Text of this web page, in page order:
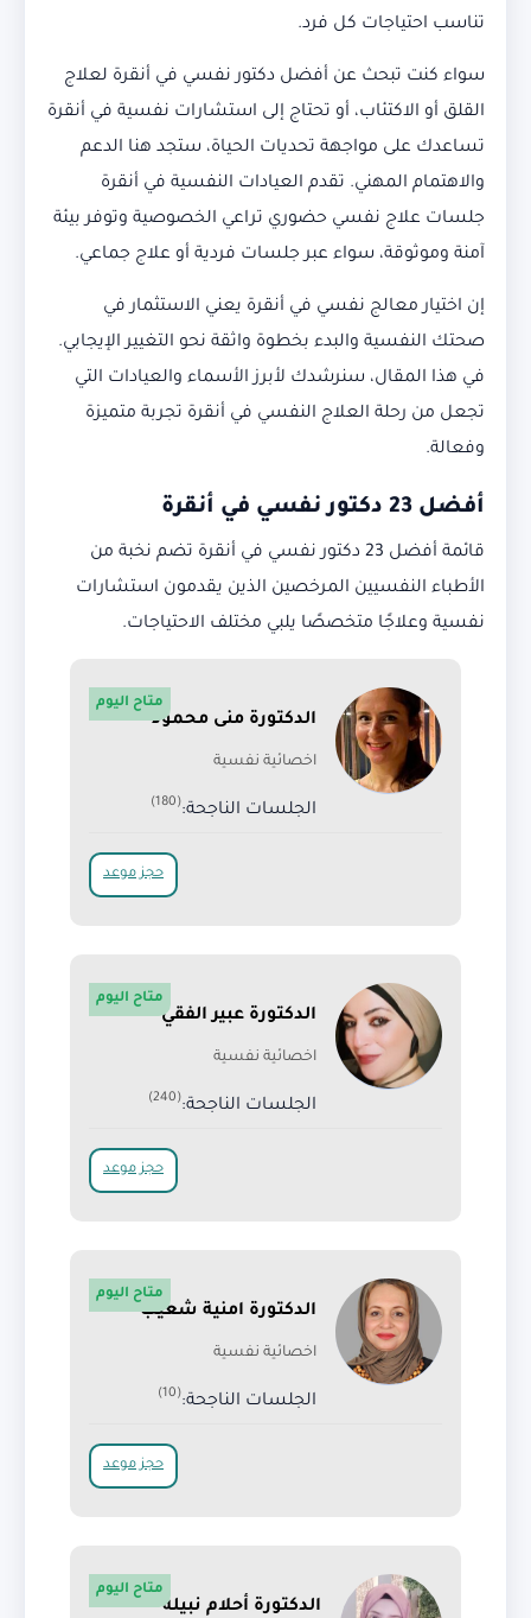
تناسب احتياجات كل فرد.
سواء كنت تبحث عن أفضل دكتور نفسي في أنقرة لعلاج
القلق أو الاكتئاب، أو تحتاج إلى استشارات نفسية في أنقرة
تساعدك على مواجهة تحديات الحياة، ستجد هنا الدعم
والاهتمام المهني. تقدم العيادات النفسية في أنقرة
جلسات علاج نفسي حضوري تراعي الخصوصية وتوفر بيئة
آمنة وموثوقة، سواء عبر جلسات فردية أو علاج جماعي.
إن اختيار معالج نفسي في أنقرة يعني الاستثمار في
صحتك النفسية والبدء بخطوة واثقة نحو التغيير الإيجابي.
في هذا المقال، سنرشدك لأبرز الأسماء والعيادات التي
تجعل من رحلة العلاج النفسي في أنقرة تجربة متميزة
وفعالة.
أفضل 23 دكتور نفسي في أنقرة
قائمة أفضل 23 دكتور نفسي في أنقرة تضم نخبة من
الأطباء النفسيين المرخصين الذين يقدمون استشارات
نفسية وعلاجًا متخصصًا يلبي مختلف الاحتياجات.
الدكتورة منى محمود
اخصائية نفسية
الجلسات الناجحة:(180)
متاح اليوم
حجز موعد
الدكتورة عبير الفقي
اخصائية نفسية
الجلسات الناجحة:(240)
متاح اليوم
حجز موعد
الدكتورة امنية شعيب
اخصائية نفسية
الجلسات الناجحة:(10)
متاح اليوم
حجز موعد
الدكتورة أحلام نبيلة
متاح اليوم